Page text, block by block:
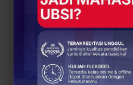
UBSI Buka Call for
Papers ICAISD 2026,
Dorong Riset Teknologi
dan Keamanan Siber…